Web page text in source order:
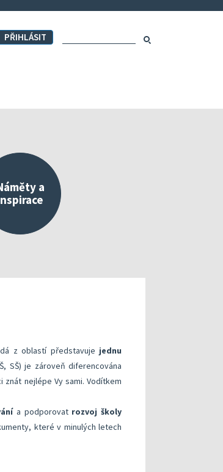
Hledat
vzdělávání
a
systémy České školní inspekce
Publikace s uvolněnými úlohami
z oblastí představuje jednu
SŠ) je zároveň diferencována
nejlépe Vy sami. Vodítkem
a podporovat rozvoj školy
které v minulých letech